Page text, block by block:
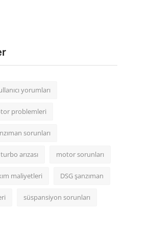
yorumları
problemleri
sorunları
turbo arızası motor sorunları
maliyetleri DSG şanzıman
süspansiyon sorunları